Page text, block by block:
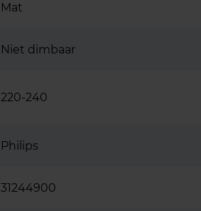
Mat
Niet dimbaar
220-240
Philips
31244900